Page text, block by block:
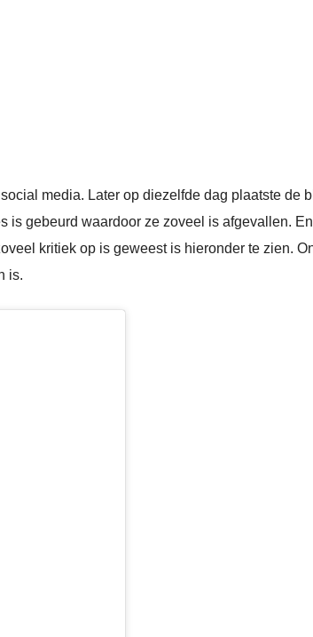
media. Later op diezelfde dag plaatste de
is gebeurd waardoor ze zoveel is afgevallen.
kritiek op is geweest is hieronder te zien.
is.